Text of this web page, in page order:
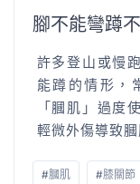
腳不能彎蹲
許多登山或慢
能蹲的情形，
「膕肌」過度
輕微外傷導致膕
#膕肌 #膝關節